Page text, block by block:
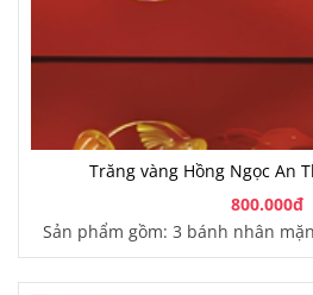
Trăng vàng Hồng Ngọc An
800.000đ
Sản phẩm gồm: 3 bánh nhân